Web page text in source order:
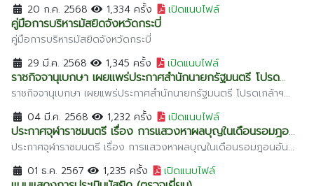
นราธิวาส
ประจวบคีรีขันธ์
ปัตตานี
พังงา
พัทลุง
ภูเก็ต
ยะลา
ระนอง
20 ก.ค. 2568
1,334 ครั้ง เปิดแนบไฟล์
คู่มือการบริหารมัสยิดจังหวัดกระบี่
คู่มือการบริหารมัสยิดจังหวัดกระบี่
29 มี.ค. 2568
1,345 ครั้ง เปิดแนบไฟล์
ราชกิจจานุเบกษา เผยแพร่ประกาศสำนักนายกรัฐมนตรี โปรด
เกล้าฯ แต่งตั้งกรรมการกลางอิสลามแห่งประเทศไทย แทนตำแหน่ง
ที่ว่าง รวม 3
ราชกิจจานุเบกษา เผยแพร่ประกาศสำนักนายกรัฐมนตรี โปรดเกล้าฯ
แต่งตั้งกรรมการกลางอิสลามแห่งประเทศไทย แทนตำแหน่งที่ว่าง รวม
31 ราย มีผลตั้งแต่ 20 มีนาคม 2568 เป็นต้นไป 28 มีนาคม 2568
04 มี.ค. 2568 1,232 ครั้ง เปิดแนบไฟล์
ประกาศจุฬาราชมนตรี เรื่อง การแสวงหาผลบุญในเดือนรอมฎอ
นอันประเสริฐ
ประกาศจุฬาราชมนตรี เรื่อง การแสวงหาผลบุญในเดือนรอมฎอนอัน
ประเสริฐ ในโอกาสที่เดือดรอมฎอนอันประเสริฐได้เวียนมาพบกับผู้
ศรัทธาทุกคน นับเป็นความโปรดปรานอันยิ่งใหญ่ที่องค์พระผู้อภ
01 ธ.ค. 2567 1,235 ครั้ง เปิดแนบไฟล์